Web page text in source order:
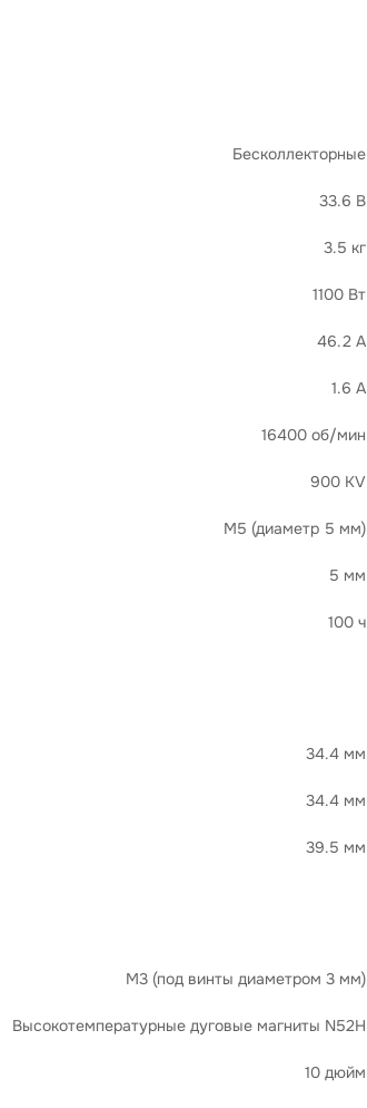
Бесколлекторные
33.6 В
3.5 кг
1100 Вт
46.2 А
1.6 А
16400 об/мин
900 KV
M5 (диаметр 5 мм)
5 мм
100 ч
34.4 мм
34.4 мм
39.5 мм
М3 (под винты диаметром 3 мм)
Высокотемпературные дуговые магниты N52H
10 дюйм